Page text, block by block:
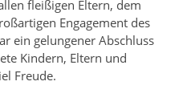
fleißigen Eltern, dem
Engagement des
ein gelungener Abschluss
Kindern, Eltern und
Freude.